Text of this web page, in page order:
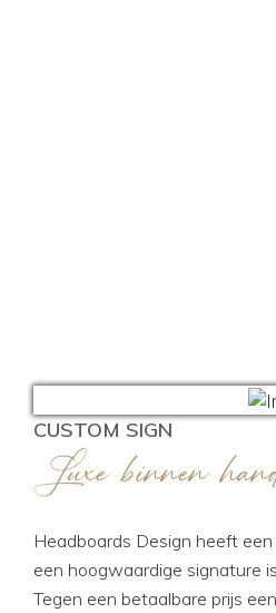
CUSTOM SIGN
Luxe binnen
Headboards Design heeft
een hoogwaardige signature
Tegen een betaalbare prijs